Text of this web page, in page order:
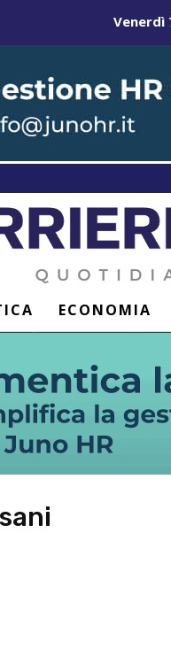
Venerdì
ECONOMIA